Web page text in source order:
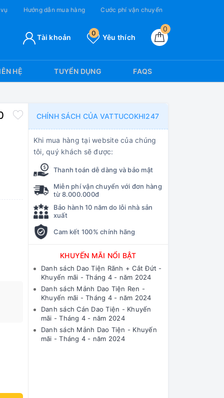
Hướng dẫn mua hàng Cước phí vận chuyển
0
Yêu thích
0
Tài khoản
HỆ TUYỂN DỤNG FAQS
CHÍNH SÁCH CỦA VATTUCOKHI247
Khi mua hàng tại website của chúng
tôi, quý khách sẽ được:
Thanh toán dễ dàng và bảo mật
Miễn phí vận chuyển với đơn hàng
từ 8.000.000đ
Bảo hành 10 năm do lỗi nhà sản
xuất
Cam kết 100% chính hãng
KHUYẾN MÃI NỔI BẬT
Danh sách Dao Tiện Rãnh + Cắt Đứt -
Khuyến mãi - Tháng 4 - năm 2024
Danh sách Mảnh Dao Tiện Ren -
Khuyến mãi - Tháng 4 - năm 2024
Danh sách Cán Dao Tiện - Khuyến
mãi - Tháng 4 - năm 2024
Danh sách Mảnh Dao Tiện - Khuyến
mãi - Tháng 4 - năm 2024